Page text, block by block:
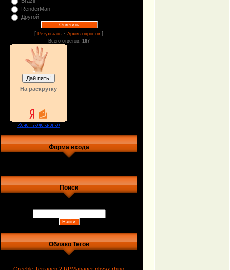
RenderMan
Другой
[Результаты ·Архив опросов ]
Всего ответов: 167
На раскрутку
Форма входа
Поиск
Облако Тегов